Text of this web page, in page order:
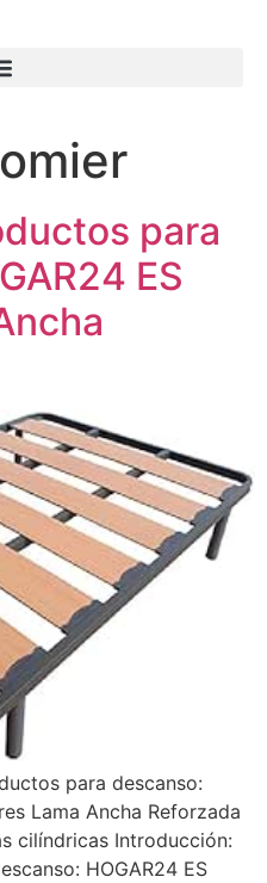
para
ES
para descanso:
Lama Ancha Reforzada
cilíndricas Introducción:
HOGAR24 ES